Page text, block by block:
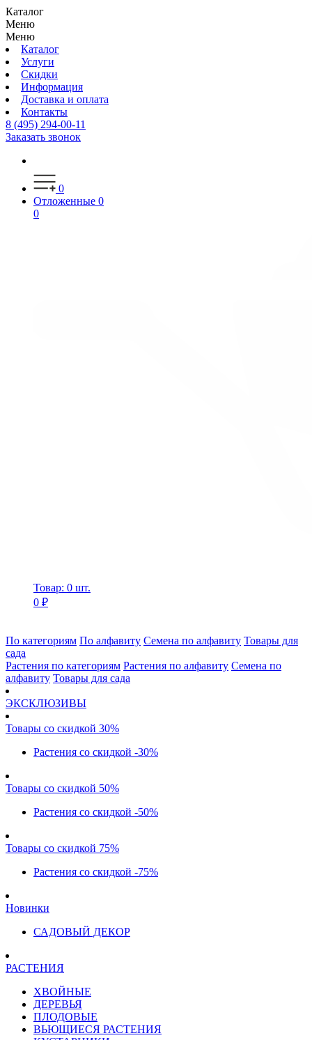
Каталог
Меню
Меню
Каталог
Услуги
Скидки
Информация
Доставка и оплата
Контакты
8 (495) 294-00-11
Заказать звонок
0
Отложенные 0
0
Товар: 0 шт.
0 ₽
По категориям По алфавиту Семена по алфавиту Товары для
сада
Растения по категориям Растения по алфавиту Семена по
алфавиту Товары для сада
ЭКСКЛЮЗИВЫ
Товары со скидкой 30%
Растения со скидкой -30%
Товары со скидкой 50%
Растения со скидкой -50%
Товары со скидкой 75%
Растения со скидкой -75%
Новинки
САДОВЫЙ ДЕКОР
РАСТЕНИЯ
ХВОЙНЫЕ
ДЕРЕВЬЯ
ПЛОДОВЫЕ
ВЬЮЩИЕСЯ РАСТЕНИЯ